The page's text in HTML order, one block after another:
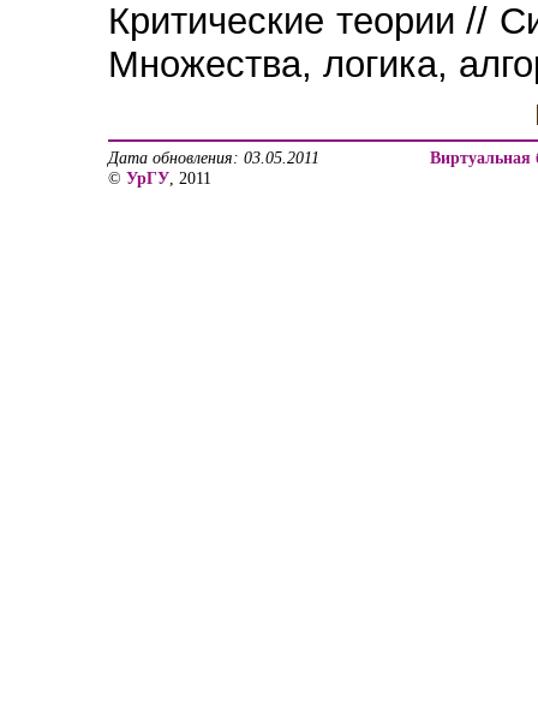
Критические теории //
Множества, логика,
Дата обновления: 03.05.2011
© УрГУ , 2011
Виртуальная